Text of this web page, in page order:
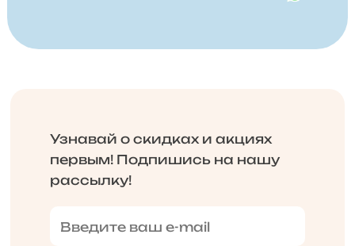
Узнавай о скидках и акциях
первым! Подпишись на нашу
рассылку!